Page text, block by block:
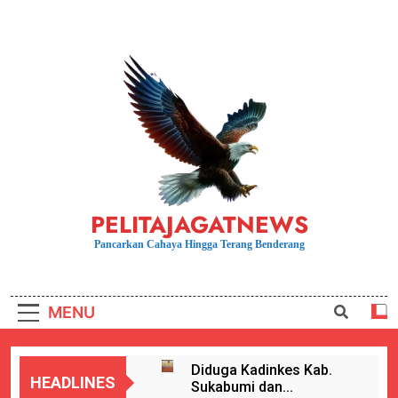
PELITAJAGATNEWS
Pancarkan Cahaya Hingga Terang Benderang
MENU
HEADLINES
Diduga Kadinkes Kab.
Sukabumi dan